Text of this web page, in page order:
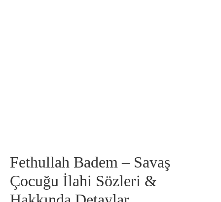
Fethullah Badem – Savaş
Çocuğu İlahi Sözleri &